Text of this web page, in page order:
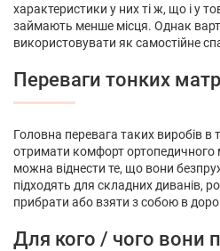
характеристики у них ті ж, що і у
займають менше місця. Однак
використовувати як самостійне
Переваги тонких
Головна перевага таких виробів в
отримати комфорт
можна віднести те, що вони
підходять для складних диванів,
прибрати або взяти з собою в
Для кого / чого вони